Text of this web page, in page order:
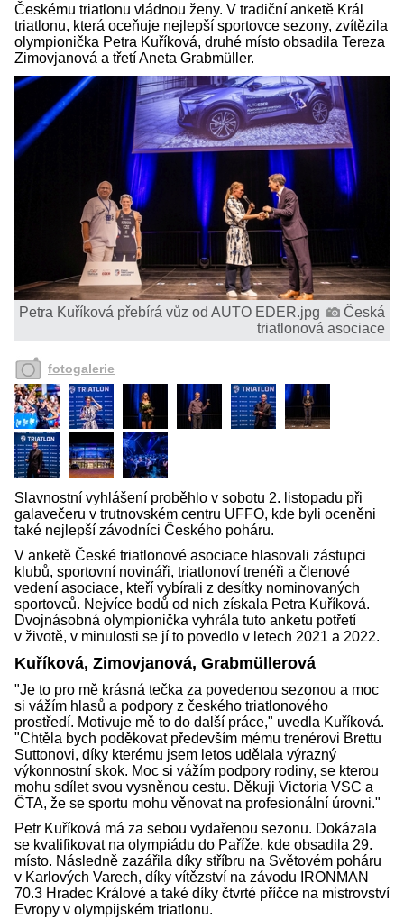
Českému triatlonu vládnou ženy. V tradiční anketě Král
triatlonu, která oceňuje nejlepší sportovce sezony, zvítězila
olympionička Petra Kuříková, druhé místo obsadila Tereza
Zimovjanová a třetí Aneta Grabmüller.
Petra Kuříková přebírá vůz od AUTO EDER.jpg
Česká
triatlonová asociace
fotogalerie
Slavnostní vyhlášení proběhlo v sobotu 2. listopadu při
galavečeru v trutnovském centru UFFO, kde byli oceněni
také nejlepší závodníci Českého poháru.
V anketě České triatlonové asociace hlasovali zástupci
klubů, sportovní novináři, triatlonoví trenéři a členové
vedení asociace, kteří vybírali z desítky nominovaných
sportovců. Nejvíce bodů od nich získala Petra Kuříková.
Dvojnásobná olympionička vyhrála tuto anketu potřetí
v životě, v minulosti se jí to povedlo v letech 2021 a 2022.
Kuříková, Zimovjanová, Grabmüllerová
"Je to pro mě krásná tečka za povedenou sezonou a moc
si vážím hlasů a podpory z českého triatlonového
prostředí. Motivuje mě to do další práce," uvedla Kuříková.
"Chtěla bych poděkovat především mému trenérovi Brettu
Suttonovi, díky kterému jsem letos udělala výrazný
výkonnostní skok. Moc si vážím podpory rodiny, se kterou
mohu sdílet svou vysněnou cestu. Děkuji Victoria VSC a
ČTA, že se sportu mohu věnovat na profesionální úrovni."
Petr Kuříková má za sebou vydařenou sezonu. Dokázala
se kvalifikovat na olympiádu do Paříže, kde obsadila 29.
místo. Následně zazářila díky stříbru na Světovém poháru
v Karlových Varech, díky vítězství na závodu IRONMAN
70.3 Hradec Králové a také díky čtvrté příčce na mistrovství
Evropy v olympijském triatlonu.